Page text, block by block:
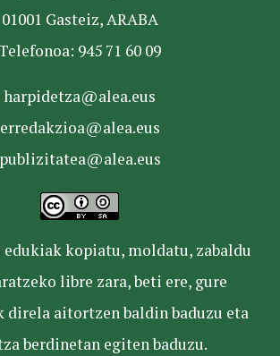
01001 Gasteiz, ARABA
Telefonoa: 945 71 60 09
harpidetza@alea.eus
erredakzioa@alea.eus
publizitatea@alea.eus
edukiak kopiatu, moldatu, zabaldu
libre zara, beti ere, gure
direla aitortzen baldin baduzu eta
berdinetan egiten baduzu.